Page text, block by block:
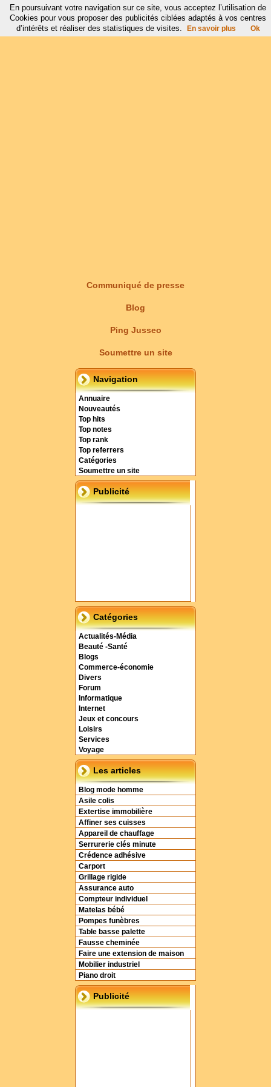
Communiqué de presse
Blog
Ping Jusseo
Soumettre un site
Navigation
Annuaire
Nouveautés
Top hits
Top notes
Top rank
Top referrers
Catégories
Soumettre un site
Publicité
Catégories
Actualités-Média
Beauté -Santé
Blogs
Commerce-économie
Divers
Forum
Informatique
Internet
Jeux et concours
Loisirs
Services
Voyage
Les articles
Blog mode homme
Asile colis
Extertise immobilière
Affiner ses cuisses
Appareil de chauffage
Serrurerie clés minute
Crédence adhésive
Carport
Grillage rigide
Assurance auto
Compteur individuel
Matelas bébé
Pompes funèbres
Table basse palette
Fausse cheminée
Faire une extension de maison
Mobilier industriel
Piano droit
Publicité
En poursuivant votre navigation sur ce site, vous acceptez l’utilisation de
Cookies pour vous proposer des publicités ciblées adaptés à vos centres
d’intérêts et réaliser des statistiques de visites.
En savoir plus Ok